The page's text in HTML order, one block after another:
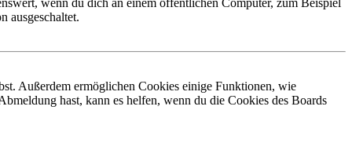
wenn du dich an einem öffentlichen Computer, zum Beispiel
ausgeschaltet.
Außerdem ermöglichen Cookies einige Funktionen, wie
hast, kann es helfen, wenn du die Cookies des Boards